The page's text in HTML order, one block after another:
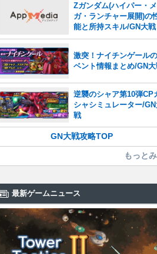
Zガンダム(ハイパー・メ
ガ・ランチャー展開)の
能と所持スキル/GN大戦
激突！ナイチンゲール
ベント情報まとめ/GN
逆襲のシャア第10弾CP
シャシミュレーター/
戦
GN大戦攻略TOP
もっと
最新ゲームニュース